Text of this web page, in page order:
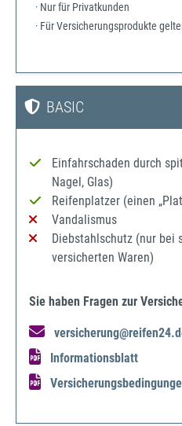
· Nur für Privatkunden
· Für Versicherungsprodukte
BASIC
Einfahrschaden durch
Nagel, Glas)
Reifenplatzer (einen
Vandalismus
Diebstahlschutz (nur bei
versicherten Waren)
Sie haben Fragen zur
Informationsblatt